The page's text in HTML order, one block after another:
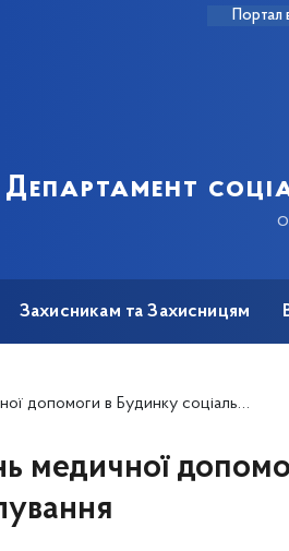
Портал
Департамент
Захисникам та Захисницям
в Будинку соціального піклування
медичної